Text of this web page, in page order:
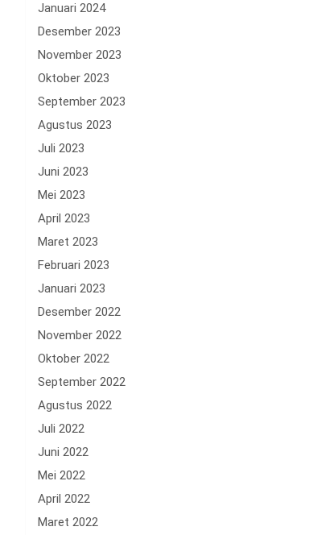
Januari 2024
Desember 2023
November 2023
Oktober 2023
September 2023
Agustus 2023
Juli 2023
Juni 2023
Mei 2023
April 2023
Maret 2023
Februari 2023
Januari 2023
Desember 2022
November 2022
Oktober 2022
September 2022
Agustus 2022
Juli 2022
Juni 2022
Mei 2022
April 2022
Maret 2022